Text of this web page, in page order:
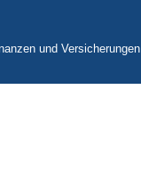
und Versicherungen